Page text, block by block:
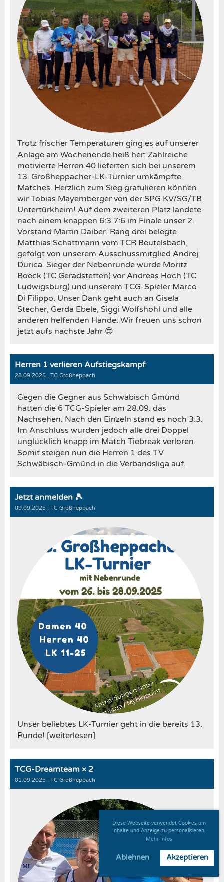
Diese Webseite verwendet Cookies um
Inhalte und Anzeige zu personalisieren.
Mehr Infos
Ablehnen Akzeptieren
Trotz frischer Temperaturen ging es auf unserer
Anlage am Wochenende heiß her: Zahlreiche
motivierte Herren 40 lieferten sich bei unserem
13. Großheppacher-LK-Turnier umkämpfte
Matches. Herzlich zum Sieg gratulieren können
wir Tobias Mayernberger von der SPG KV/SG/TB
Untertürkheim! Auf dem zweiteren Platz landete
nach einem knappen 6:3 7:6 im Finale unser 2.
Vorstand Martin Daiber. Rang drei belegte
Matthias Schattmann vom TCR Beutelsbach,
gefolgt von unserem Ausschussmitglied Andrej
Durica. Sieger der Nebenrunde wurde Moritz
Boeck (TC Geradstetten) vor Andreas Hoch (TC
Ludwigsburg) und unserem TCG-Spieler Marco
Di Filippo. Unser Dank geht auch an Gisela
Stecher, Gerda Ebele, Siggi Wolfshohl und alle
anderen helfenden Hände: Wir freuen uns schon
jetzt aufs nächste Jahr 😍
Herren 1 verlieren Aufstiegskampf
28.09.2025 , TC Großheppach
Gegen die Gegner aus Schwäbisch Gmünd
hatten die 6 TCG-Spieler am 28.09. das
Nachsehen. Nach den Einzeln stand es noch 3:3.
Im Anschluss wurden jedoch alle drei Doppel
unglücklich knapp im Match Tiebreak verloren.
Somit steigen nun die Herren 1 des TV
Schwäbisch-Gmünd in die Verbandsliga auf.
Jetzt anmelden 🎾
09.09.2025 , TC Großheppach
Unser beliebtes LK-Turnier geht in die bereits 13.
Runde! [weiterlesen]
TCG-Dreamteam × 2
01.09.2025 , TC Großheppach